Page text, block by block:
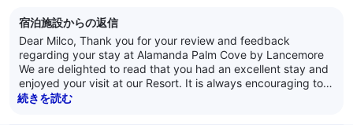
宿泊施設からの返信
Dear Milco, Thank you for your review and feedback
regarding your stay at Alamanda Palm Cove by Lancemore
We are delighted to read that you had an excellent stay and
enjoyed your visit at our Resort. It is always encouraging to
learn that guests are satisfied with our service as it is what
続きを読む